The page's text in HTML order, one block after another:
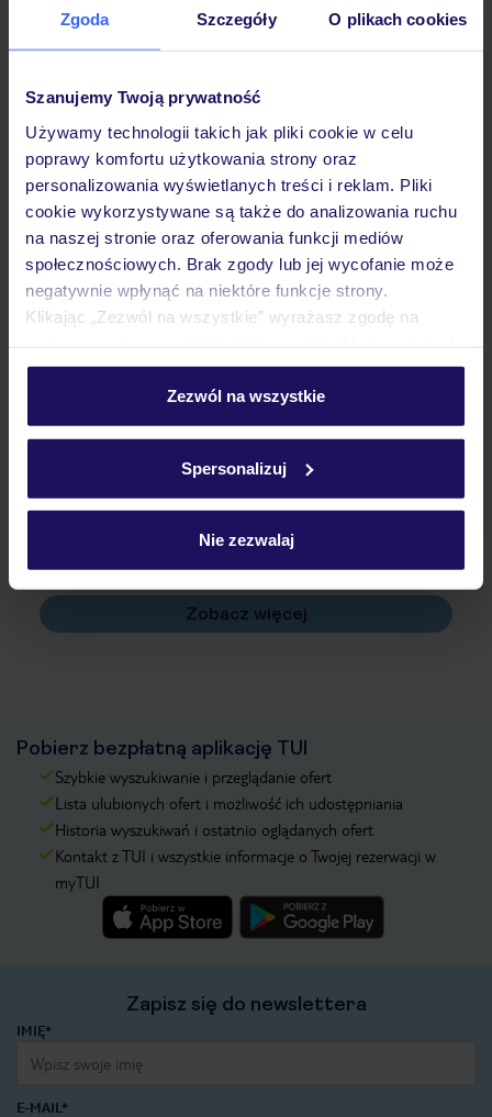
Zgoda Szczegóły O plikach cookies
Szanujemy Twoją prywatność
Używamy technologii takich jak pliki cookie w celu
poprawy komfortu użytkowania strony oraz
personalizowania wyświetlanych treści i reklam. Pliki
cookie wykorzystywane są także do analizowania ruchu
na naszej stronie oraz oferowania funkcji mediów
społecznościowych. Brak zgody lub jej wycofanie może
negatywnie wpłynąć na niektóre funkcje strony.
Klikając „Zezwól na wszystkie” wyrażasz zgodę na
personalizować swój wybór wchodząc w zakładkę
Szczegółowe informacje o plikach cookie znajdziesz
Zezwól na wszystkie
Spersonalizuj
Nie zezwalaj
Hotel
Pokoje
Wyżywienie
Atrakcje
Ważne informacje
Często zadawane pytania
Jak zmienić uczestników/osobę zgłaszającą?
Na jakiej podstawie i gdzie otrzymam karty
pokładowe/bilety lotnicze?
Zobacz więcej
Pobierz bezpłatną aplikację TUI
Szybkie wyszukiwanie i przeglądanie ofert
Lista ulubionych ofert i możliwość ich udostępniania
Historia wyszukiwań i ostatnio oglądanych ofert
Kontakt z TUI i wszystkie informacje o Twojej rezerwacji w
myTUI
Zapisz się do newslettera
IMIĘ*
E-MAIL*